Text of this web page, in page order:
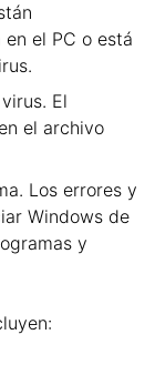
el PC o está
El
el archivo
Los errores y
Windows de
y